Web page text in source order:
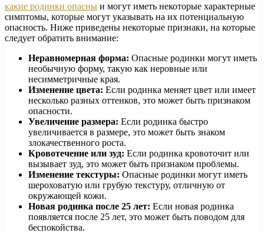
какие родинки опасны и могут иметь некоторые характерные
симптомы, которые могут указывать на их потенциальную
опасность. Ниже приведены некоторые признаки, на которые
следует обратить внимание:
Неравномерная форма: Опасные родинки могут иметь
необычную форму, такую как неровные или
несимметричные края.
Изменение цвета: Если родинка меняет цвет или имеет
несколько разных оттенков, это может быть признаком
опасности.
Увеличение размера: Если родинка быстро
увеличивается в размере, это может быть знаком
злокачественного роста.
Кровотечение или зуд: Если родинка кровоточит или
вызывает зуд, это может быть признаком проблемы.
Изменение текстуры: Опасные родинки могут иметь
шероховатую или грубую текстуру, отличную от
окружающей кожи.
Новая родинка после 25 лет: Если новая родинка
появляется после 25 лет, это может быть поводом для
беспокойства.